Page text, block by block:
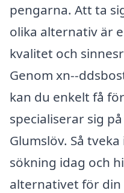
pengarna. Att ta
olika alternativ är
kvalitet och
Genom xn--
kan du enkelt få
specialiserar sig
Glumslöv. Så
sökning idag och
alternativet för